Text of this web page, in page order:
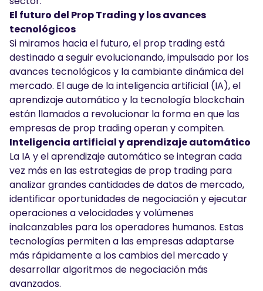
El futuro del Prop Trading y los avances
tecnológicos
Si miramos hacia el futuro, el prop trading está
destinado a seguir evolucionando, impulsado por los
avances tecnológicos y la cambiante dinámica del
mercado. El auge de la inteligencia artificial (IA), el
aprendizaje automático y la tecnología blockchain
están llamados a revolucionar la forma en que las
empresas de prop trading operan y compiten.
Inteligencia artificial y aprendizaje automático
La IA y el aprendizaje automático se integran cada
vez más en las estrategias de prop trading para
analizar grandes cantidades de datos de mercado,
identificar oportunidades de negociación y ejecutar
operaciones a velocidades y volúmenes
inalcanzables para los operadores humanos. Estas
tecnologías permiten a las empresas adaptarse
más rápidamente a los cambios del mercado y
desarrollar algoritmos de negociación más
avanzados.